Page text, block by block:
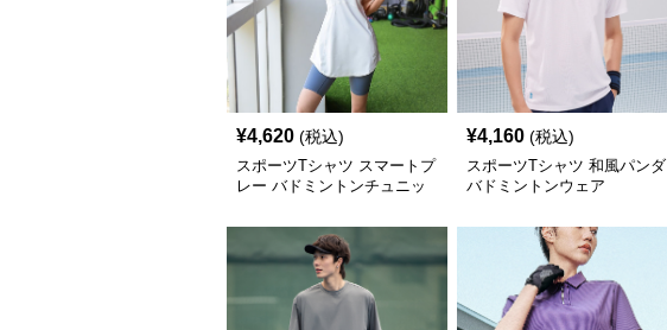
¥4,620 (税込)
スポーツTシャツ スマートプ
レー バドミントンチュニッ
¥4,160 (税込)
スポーツTシャツ 和風パンダ
バドミントンウェア